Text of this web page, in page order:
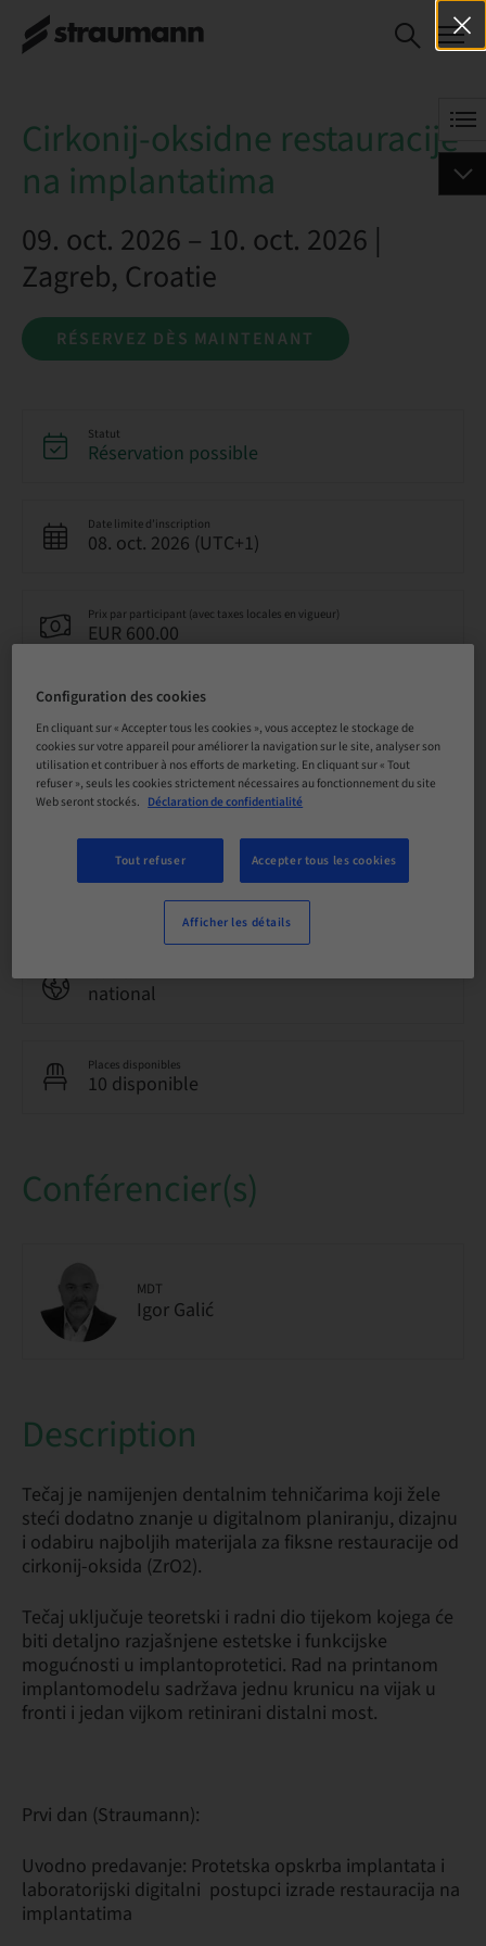
Cirkonij-oksidne
restauracije na
Cirkonij-oksidne restauracije
na implantatima
09. oct. 2026 – 10. oct. 2026 |
Zagreb, Croatie
RÉSERVEZ DÈS MAINTENANT
Statut
Réservation possible
Date limite d’inscription
08. oct. 2026 (UTC+1)
Prix par participant (avec taxes locales en vigueur)
EUR 600.00
Langue
Croatien
Points
0.00 Points
Méthode de livraison
Cours théorique en classe
Audience
national
Places disponibles
10 disponible
Conférencier(s)
MDT
Igor Galić
Description
Tečaj je namijenjen dentalnim tehničarima koji žele
steći dodatno znanje u digitalnom planiranju, dizajnu
i odabiru najboljih materijala za fiksne restauracije od
cirkonij-oksida (ZrO2).
Tečaj uključuje teoretski i radni dio tijekom kojega će
biti detaljno razjašnjene estetske i funkcijske
mogućnosti u implantoprotetici. Rad na printanom
implantomodelu sadržava jednu krunicu na vijak u
fronti i jedan vijkom retinirani distalni most.
Prvi dan (Straumann):
Uvodno predavanje: Protetska opskrba implantata i
laboratorijski digitalni postupci izrade restauracija na
implantatima
Configuration des cookies
En cliquant sur « Accepter tous les cookies », vous acceptez le stockage de
cookies sur votre appareil pour améliorer la navigation sur le site, analyser son
utilisation et contribuer à nos efforts de marketing. En cliquant sur « Tout
refuser », seuls les cookies strictement nécessaires au fonctionnement du site
Web seront stockés. Déclaration de confidentialité
Tout refuser Accepter tous les cookies
Afficher les détails